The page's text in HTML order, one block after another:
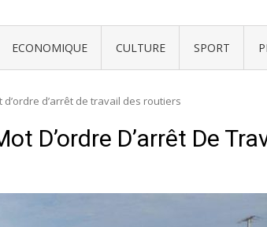
ECONOMIQUE CULTURE SPORT
d’arrêt de travail des routiers
D’ordre D’arrêt De